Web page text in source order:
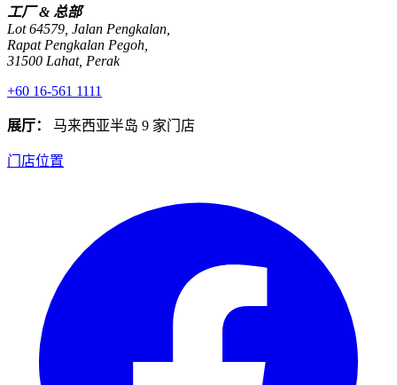
工厂 & 总部
Lot 64579, Jalan Pengkalan,
Rapat Pengkalan Pegoh,
31500 Lahat, Perak
+60 16-561 1111
展厅： 马来西亚半岛 9 家门店
门店位置